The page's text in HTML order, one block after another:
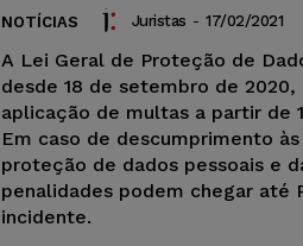
NOTÍCIAS Juristas - 17/02/2021
A Lei Geral de Proteção de
desde 18 de setembro de
aplicação de multas a partir de
Em caso de descumprimento
proteção de dados pessoais e
penalidades podem chegar até
incidente.